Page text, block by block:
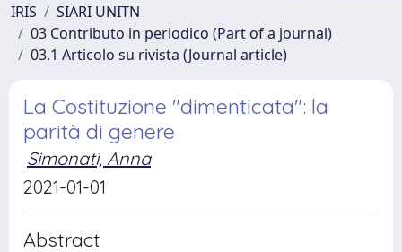
IRIS
SIARI UNITN
03 Contributo in periodico (Part of a journal)
03.1 Articolo su rivista (Journal article)
La Costituzione "dimenticata": la
parità di genere
Simonati, Anna
2021-01-01
Abstract